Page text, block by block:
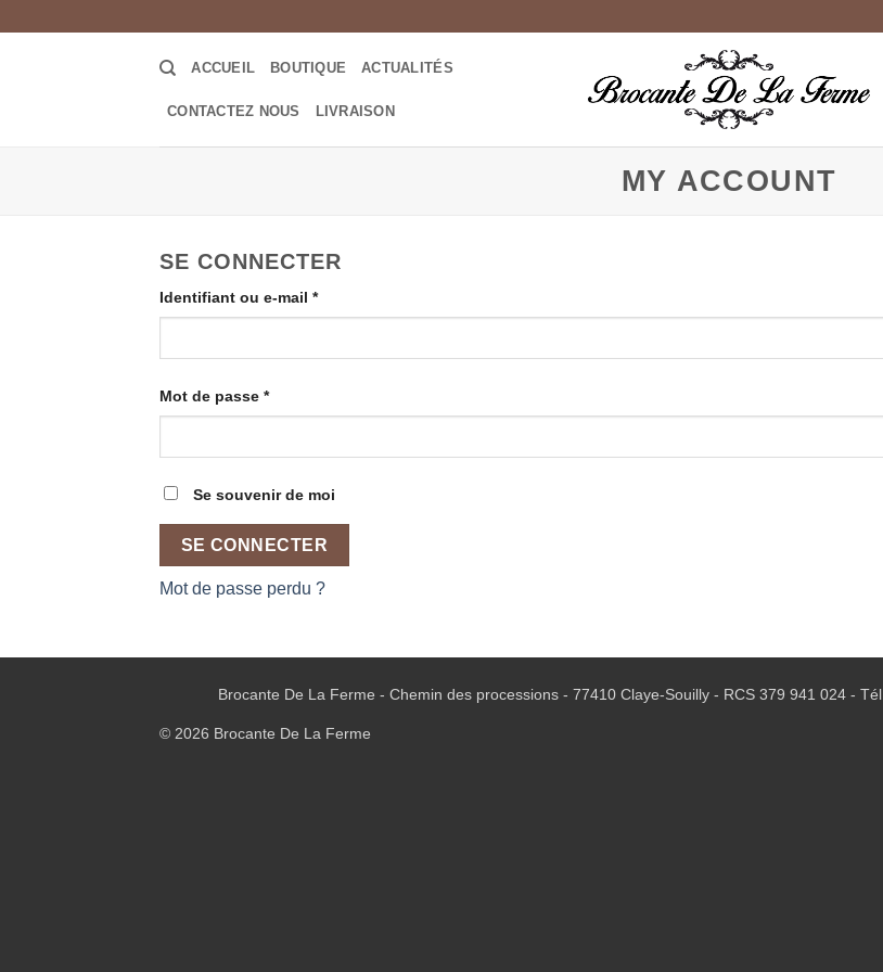
ACCUEIL BOUTIQUE ACTUALITÉS
CONTACTEZ NOUS LIVRAISON
MY ACCOUNT
SE CONNECTER
Identifiant ou e-mail *Obligatoire
Mot de passe *Obligatoire
Se souvenir de moi
SE CONNECTER
Mot de passe perdu ?
Brocante De La Ferme - Chemin des processions - 77410 Claye-Souilly - RCS 379 941 024 - Tél
© 2026 Brocante De La Ferme